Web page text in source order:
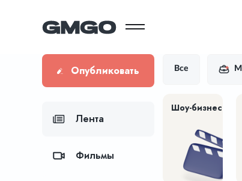
Опубликовать
Лента
Фильмы
Все
Шоу-бизнес